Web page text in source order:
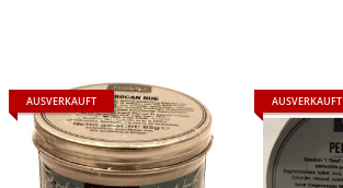
AUSVERKAUFT AUSVERKAUFT